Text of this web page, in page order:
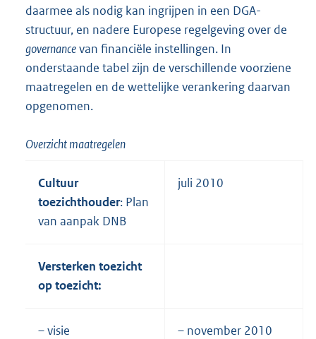
daarmee als nodig kan ingrijpen in een DGA-
structuur, en nadere Europese regelgeving over de
governancevan financiële instellingen. In
onderstaande tabel zijn de verschillende voorziene
maatregelen en de wettelijke verankering daarvan
opgenomen.
Overzicht maatregelen
Cultuur
toezichthouder: Plan
van aanpak DNB
juli 2010
Versterken toezicht
op toezicht:
– visie
– november 2010